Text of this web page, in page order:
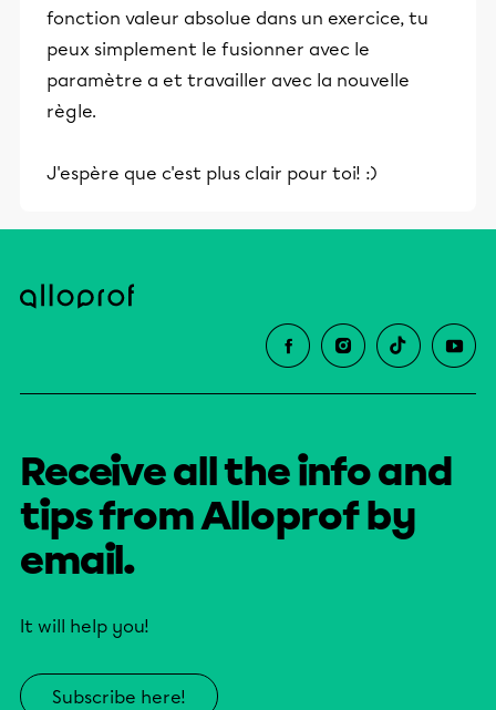
fonction valeur absolue dans un exercice, tu
peux simplement le fusionner avec le
paramètre a et travailler avec la nouvelle
règle.
J'espère que c'est plus clair pour toi! :)
Receive all the info and
tips from Alloprof by
email.
It will help you!
Subscribe here!